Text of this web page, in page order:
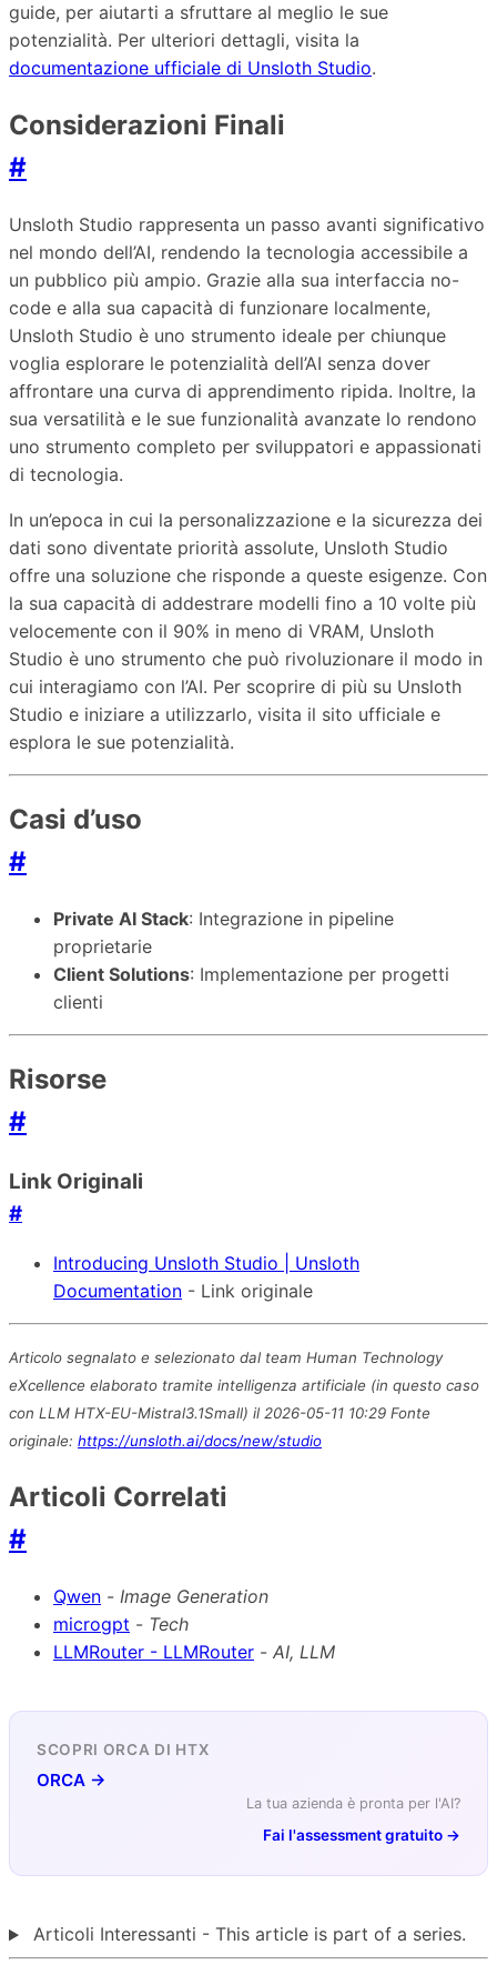
guide, per aiutarti a sfruttare al meglio le sue
potenzialità. Per ulteriori dettagli, visita la
documentazione ufficiale di Unsloth Studio.
Considerazioni Finali
#
Unsloth Studio rappresenta un passo avanti significativo
nel mondo dell’AI, rendendo la tecnologia accessibile a
un pubblico più ampio. Grazie alla sua interfaccia no-
code e alla sua capacità di funzionare localmente,
Unsloth Studio è uno strumento ideale per chiunque
voglia esplorare le potenzialità dell’AI senza dover
affrontare una curva di apprendimento ripida. Inoltre, la
sua versatilità e le sue funzionalità avanzate lo rendono
uno strumento completo per sviluppatori e appassionati
di tecnologia.
In un’epoca in cui la personalizzazione e la sicurezza dei
dati sono diventate priorità assolute, Unsloth Studio
offre una soluzione che risponde a queste esigenze. Con
la sua capacità di addestrare modelli fino a 10 volte più
velocemente con il 90% in meno di VRAM, Unsloth
Studio è uno strumento che può rivoluzionare il modo in
cui interagiamo con l’AI. Per scoprire di più su Unsloth
Studio e iniziare a utilizzarlo, visita il sito ufficiale e
esplora le sue potenzialità.
Casi d’uso
#
Private AI Stack: Integrazione in pipeline
proprietarie
Client Solutions: Implementazione per progetti
clienti
Risorse
#
Link Originali
#
Introducing Unsloth Studio | Unsloth
Documentation - Link originale
Articolo segnalato e selezionato dal team Human Technology
eXcellence elaborato tramite intelligenza artificiale (in questo caso
con LLM HTX-EU-Mistral3.1Small) il 2026-05-11 10:29 Fonte
originale: https://unsloth.ai/docs/new/studio
Articoli Correlati
#
Qwen - Image Generation
microgpt - Tech
LLMRouter - LLMRouter - AI, LLM
SCOPRI ORCA DI HTX
ORCA →
La tua azienda è pronta per l'AI?
Fai l'assessment gratuito →
Articoli Interessanti - This article is part of a series.